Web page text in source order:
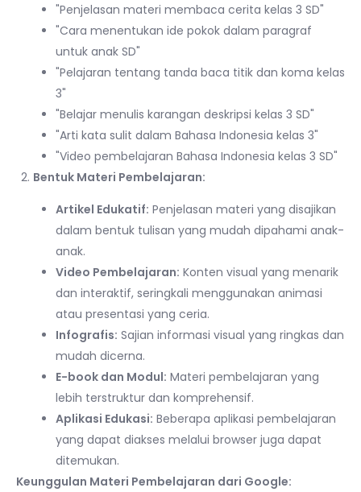
"Penjelasan materi membaca cerita kelas 3 SD"
"Cara menentukan ide pokok dalam paragraf
untuk anak SD"
"Pelajaran tentang tanda baca titik dan koma kelas
3"
"Belajar menulis karangan deskripsi kelas 3 SD"
"Arti kata sulit dalam Bahasa Indonesia kelas 3"
"Video pembelajaran Bahasa Indonesia kelas 3 SD"
Bentuk Materi Pembelajaran:
Artikel Edukatif: Penjelasan materi yang disajikan
dalam bentuk tulisan yang mudah dipahami anak-
anak.
Video Pembelajaran: Konten visual yang menarik
dan interaktif, seringkali menggunakan animasi
atau presentasi yang ceria.
Infografis: Sajian informasi visual yang ringkas dan
mudah dicerna.
E-book dan Modul: Materi pembelajaran yang
lebih terstruktur dan komprehensif.
Aplikasi Edukasi: Beberapa aplikasi pembelajaran
yang dapat diakses melalui browser juga dapat
ditemukan.
Keunggulan Materi Pembelajaran dari Google: